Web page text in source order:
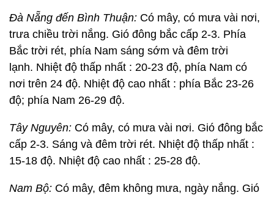
Đà Nẵng đến Bình Thuận: Có mây, có mưa vài nơi,
trưa chiều trời nắng. Gió đông bắc cấp 2-3. Phía
Bắc trời rét, phía Nam sáng sớm và đêm trời
lạnh. Nhiệt độ thấp nhất : 20-23 độ, phía Nam có
nơi trên 24 độ. Nhiệt độ cao nhất : phía Bắc 23-26
độ; phía Nam 26-29 độ.
Tây Nguyên: Có mây, có mưa vài nơi. Gió đông bắc
cấp 2-3. Sáng và đêm trời rét. Nhiệt độ thấp nhất :
15-18 độ. Nhiệt độ cao nhất : 25-28 độ.
Nam Bộ: Có mây, đêm không mưa, ngày nắng. Gió